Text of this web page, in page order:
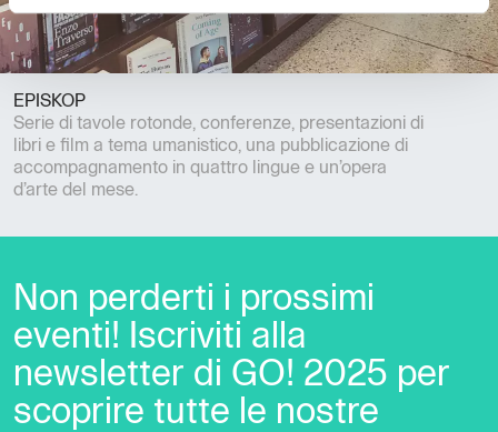
EPISKOP
Serie di tavole rotonde, conferenze, presentazioni di
libri e film a tema umanistico, una pubblicazione di
accompagnamento in quattro lingue e un’opera
d’arte del mese.
Non perderti i prossimi
eventi! Iscriviti alla
newsletter di GO! 2025 per
scoprire tutte le nostre